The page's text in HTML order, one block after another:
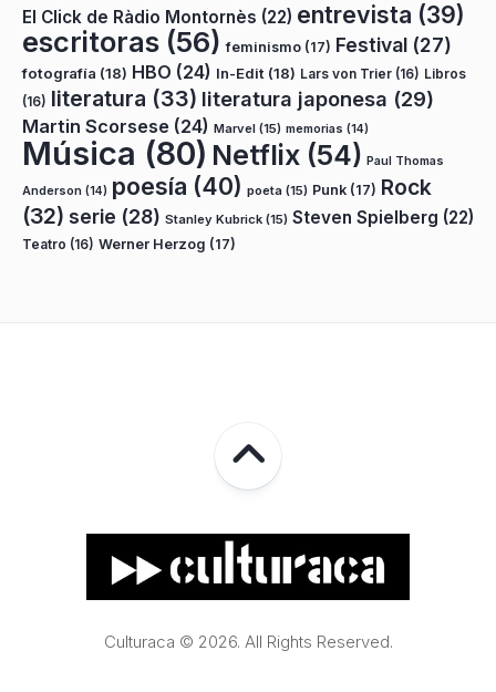
El Click de Ràdio Montornès (22) entrevista (39)
escritoras (56) feminismo (17) Festival (27)
fotografía (18) HBO (24) In-Edit (18) Lars von Trier (16) Libros
(16) literatura (33) literatura japonesa (29)
Martin Scorsese (24) Marvel (15) memorias (14)
Música (80) Netflix (54) Paul Thomas
Anderson (14) poesía (40) poeta (15) Punk (17) Rock
(32) serie (28) Stanley Kubrick (15) Steven Spielberg (22)
Teatro (16) Werner Herzog (17)
Culturaca © 2026. All Rights Reserved.